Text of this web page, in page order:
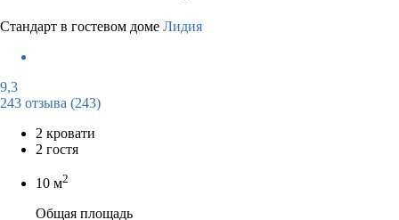
Стандарт в гостевом доме Лидия
9,3
243 отзыва (243)
2 кровати
2 гостя
10 м2
Общая площадь